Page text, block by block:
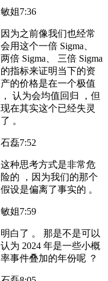
敏姐7:36
因为之前像我们也经常
会用这个一倍 Sigma、
两倍 Sigma、 三倍 Sigma
的指标来证明当下的资
产的价格是在一个极值
， 认为会均值回归 ，但
现在其实这个已经失灵
了 。
石磊7:52
这种思考方式是非常危
险的 ，因为我们的那个
假设是偏离了事实的 。
敏姐7:59
明白了 。 那是不是可以
认为 2024 年是一些小概
率事件叠加的年份呢 ？